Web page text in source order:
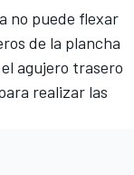
no puede flexar
de la plancha
agujero trasero
realizar las